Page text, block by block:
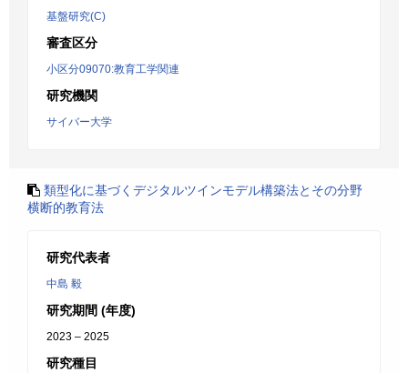
基盤研究(C)
審査区分
小区分09070:教育工学関連
研究機関
サイバー大学
類型化に基づくデジタルツインモデル構築法とその分野
横断的教育法
研究代表者
中島 毅
研究期間 (年度)
2023 – 2025
研究種目